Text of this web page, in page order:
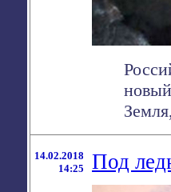
14.02.2018
14:25
Под